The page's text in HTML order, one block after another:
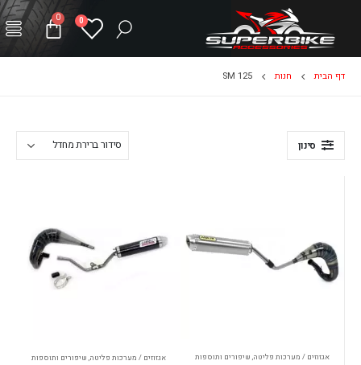
0
0
דף הבית חנות SM 125
סינון
אגזוזים / מערכות פליטה, שיפורים ותוספות אגזוזים / מערכות פליטה, שיפורים ותוספות